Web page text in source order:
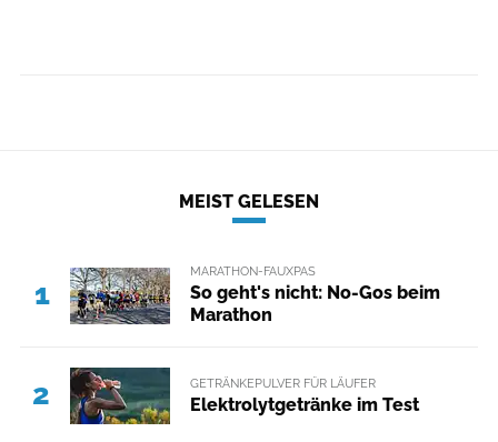
MEIST GELESEN
1
MARATHON-FAUXPAS
So geht's nicht: No-Gos beim
Marathon
2 GETRÄNKEPULVER FÜR LÄUFER
Elektrolytgetränke im Test